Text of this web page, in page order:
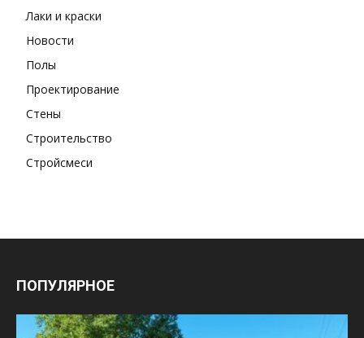
Лаки и краски
Новости
Полы
Проектирование
Стены
Строительство
Стройсмеси
ПОПУЛЯРНОЕ